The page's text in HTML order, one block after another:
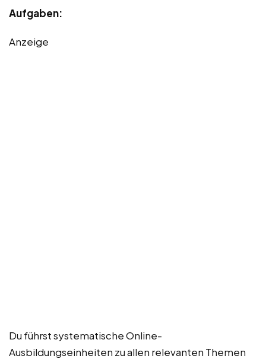
Aufgaben:
Anzeige
Du führst systematische Online-
Ausbildungseinheiten zu allen relevanten Themen